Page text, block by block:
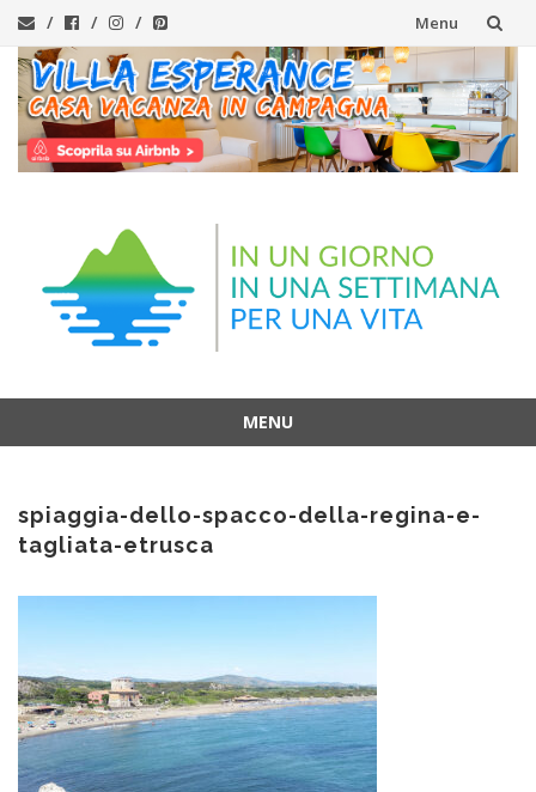
Menu
Vai
al
contenuto
MENU
contenuto
spiaggia-dello-spacco-della-regina-e-
tagliata-etrusca